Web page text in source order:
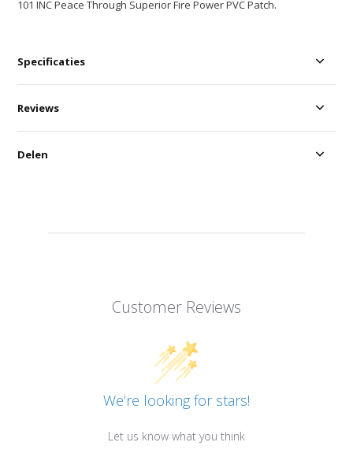
101 INC Peace Through Superior Fire Power PVC Patch.
Specificaties
Customer Reviews
We’re looking for stars!
Let us know what you think
Reviews
Delen